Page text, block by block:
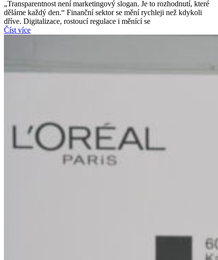
„Transparentnost není marketingový slogan. Je to rozhodnutí, které
děláme každý den.“ Finanční sektor se mění rychleji než kdykoli
dříve. Digitalizace, rostoucí regulace i měnící se
Číst více